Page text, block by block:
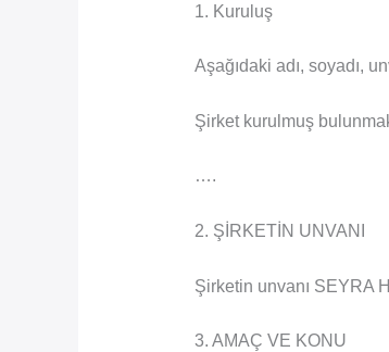
1. Kuruluş
Aşağıdaki adı, soyadı,
Şirket kurulmuş
….
2. ŞİRKETİN UNVANI
Şirketin unvanı SEYRA
3. AMAÇ VE KONU